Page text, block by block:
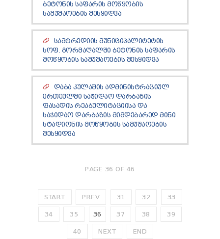
ᲑᲔᲢᲝᲜᲘᲡ ᲡᲐᲤᲐᲠᲘᲡ ᲛᲝᲬᲧᲝᲑᲘᲡ
ᲡᲐᲛᲣᲨᲐᲝᲔᲑᲘᲡ ᲨᲔᲡᲧᲘᲓᲕᲐ
ᲡᲐᲛᲢᲠᲔᲓᲘᲘᲡ ᲛᲣᲜᲘᲪᲘᲞᲐᲚᲘᲢᲔᲢᲘᲡ
ᲡᲝᲤ. ᲒᲝᲠᲛᲐᲦᲐᲚᲨᲘ ᲑᲔᲢᲝᲜᲘᲡ ᲡᲐᲤᲐᲠᲘᲡ
ᲛᲝᲬᲧᲝᲑᲘᲡ ᲡᲐᲛᲣᲨᲐᲝᲔᲑᲘᲡ ᲨᲔᲡᲧᲘᲓᲕᲐ
ᲓᲐᲑᲐ ᲙᲣᲚᲐᲨᲘᲡ ᲐᲓᲛᲘᲜᲘᲡᲢᲠᲐᲪᲘᲣᲚ
ᲔᲠᲗᲔᲣᲚᲨᲘ ᲡᲐᲭᲘᲓᲐᲝ ᲓᲐᲠᲑᲐᲖᲘᲡ
ᲤᲐᲡᲐᲓᲘᲡ ᲠᲔᲐᲑᲣᲚᲘᲢᲐᲪᲘᲘᲡᲐ ᲓᲐ
ᲡᲐᲭᲘᲓᲐᲝ ᲓᲐᲠᲑᲐᲖᲘᲡ ᲛᲘᲛᲓᲔᲑᲐᲠᲔᲓ ᲛᲘᲜᲘ
ᲡᲢᲐᲓᲘᲝᲜᲘᲡ ᲛᲝᲬᲧᲝᲑᲘᲡ ᲡᲐᲛᲣᲨᲐᲝᲔᲑᲘᲡ
ᲨᲔᲡᲧᲘᲓᲕᲐ
PAGE 36 OF 46
START PREV 31 32 33
34 35 36 37 38 39
40 NEXT END